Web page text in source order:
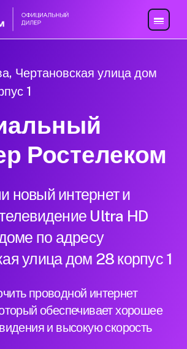
Чертановская улица дом
1
Ростелеком
новый интернет и
Ultra HD
по адресу
улица дом 28 корпус 1
проводной интернет
обеспечивает хорошее
и высокую скорость